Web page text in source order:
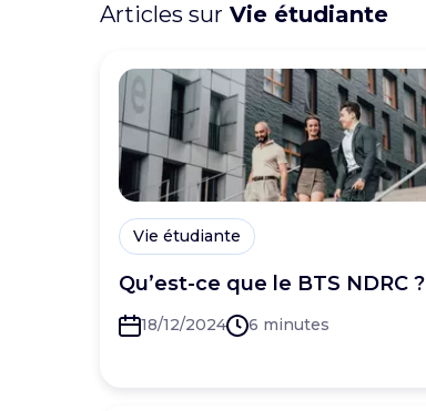
Articles sur Vie étudiante
Vie étudiante
Qu’est-ce que le BTS NDRC ?
18/12/2024 6 minutes